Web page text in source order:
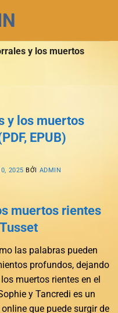
y los muertos
y los muertos
EPUB)
2025 BỞI ADMIN
muertos rientes
las palabras pueden
profundos, dejando
muertos rientes en el
y Tancredi es un
que puede surgir de